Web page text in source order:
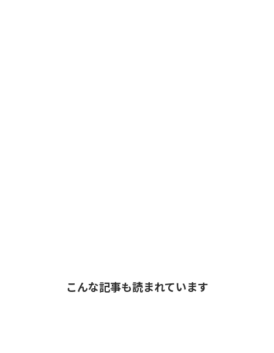
こんな記事も読まれています